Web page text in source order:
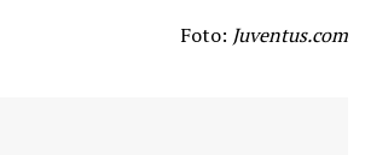
Foto: Juventus.com